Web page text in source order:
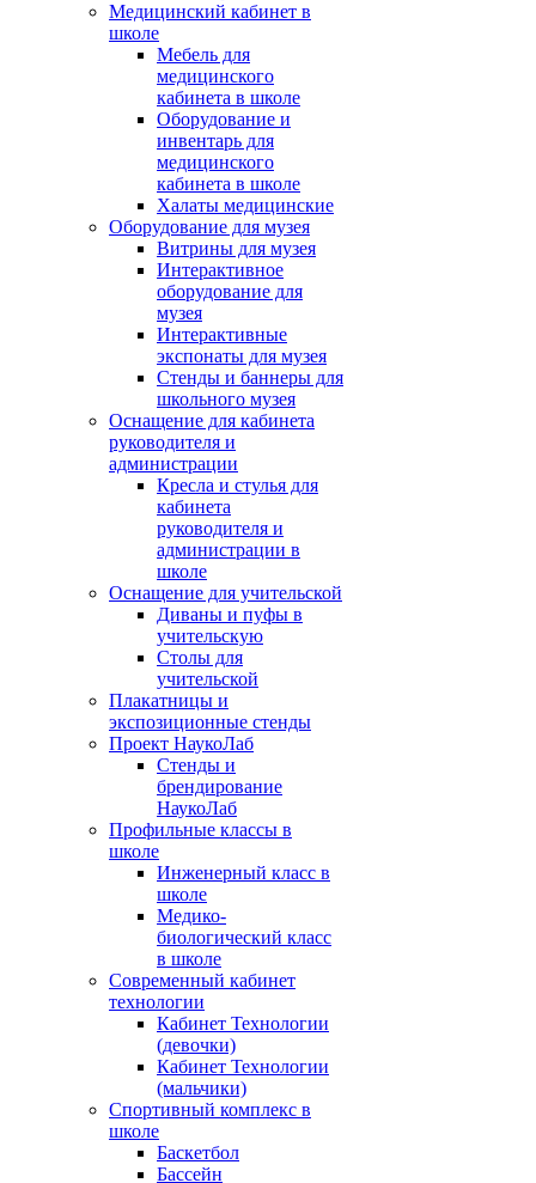
Медицинский кабинет в
школе
Мебель для
медицинского
кабинета в школе
Оборудование и
инвентарь для
медицинского
кабинета в школе
Халаты медицинские
Оборудование для музея
Витрины для музея
Интерактивное
оборудование для
музея
Интерактивные
экспонаты для музея
Стенды и баннеры для
школьного музея
Оснащение для кабинета
руководителя и
администрации
Кресла и стулья для
кабинета
руководителя и
администрации в
школе
Оснащение для учительской
Диваны и пуфы в
учительскую
Столы для
учительской
Плакатницы и
экспозиционные стенды
Проект НаукоЛаб
Стенды и
брендирование
НаукоЛаб
Профильные классы в
школе
Инженерный класс в
школе
Медико-
биологический класс
в школе
Современный кабинет
технологии
Кабинет Технологии
(девочки)
Кабинет Технологии
(мальчики)
Спортивный комплекс в
школе
Баскетбол
Бассейн